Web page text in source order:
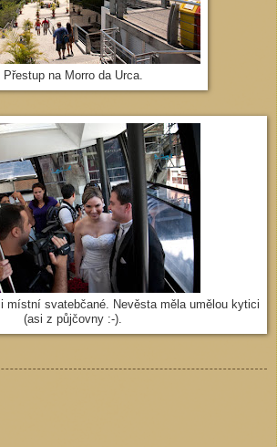
Přestup na Morro da Urca.
místní svatebčané. Nevěsta měla umělou kytici
(asi z půjčovny :-).